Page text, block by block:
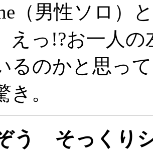
（男性ソロ）
えっ!?お一人
るのかと思っ
。
ぞう そっくり